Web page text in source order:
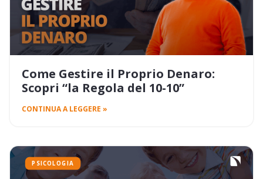
Come Gestire il Proprio Denaro:
Scopri “la Regola del 10-10”
CONTINUA A LEGGERE »
PSICOLOGIA